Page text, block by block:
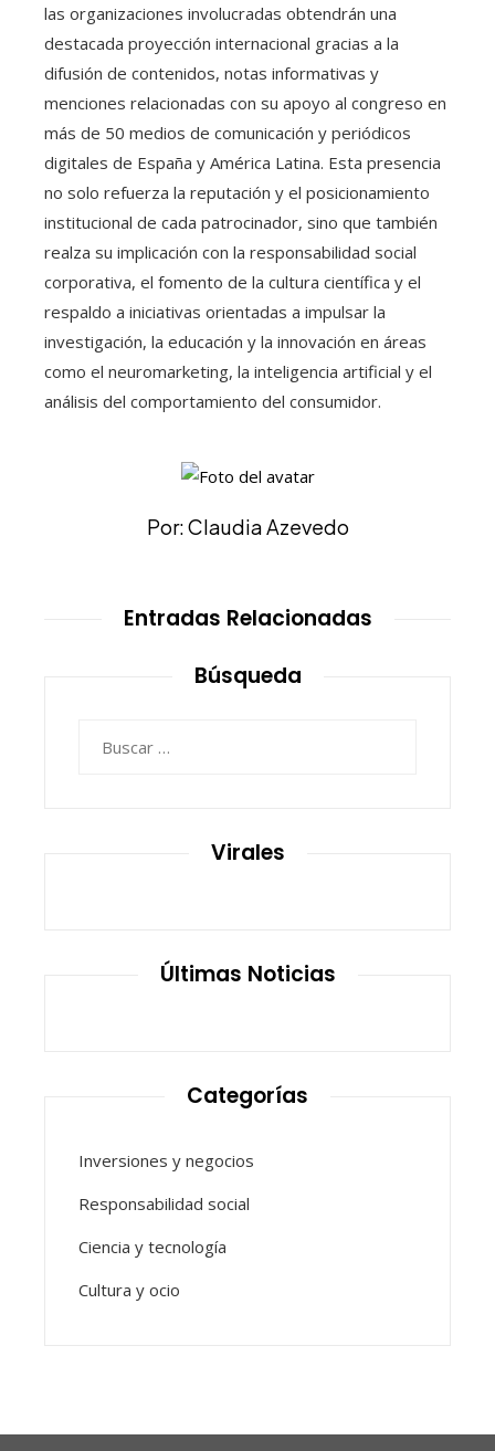
las organizaciones involucradas obtendrán una
destacada proyección internacional gracias a la
difusión de contenidos, notas informativas y
menciones relacionadas con su apoyo al congreso en
más de 50 medios de comunicación y periódicos
digitales de España y América Latina. Esta presencia
no solo refuerza la reputación y el posicionamiento
institucional de cada patrocinador, sino que también
realza su implicación con la responsabilidad social
corporativa, el fomento de la cultura científica y el
respaldo a iniciativas orientadas a impulsar la
investigación, la educación y la innovación en áreas
como el neuromarketing, la inteligencia artificial y el
análisis del comportamiento del consumidor.
Por: Claudia Azevedo
Entradas Relacionadas
Búsqueda
Virales
Últimas Noticias
Categorías
Inversiones y negocios
Responsabilidad social
Ciencia y tecnología
Cultura y ocio